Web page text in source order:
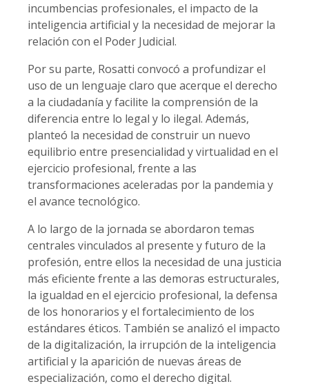
incumbencias profesionales, el impacto de la
inteligencia artificial y la necesidad de mejorar la
relación con el Poder Judicial.
Por su parte, Rosatti convocó a profundizar el
uso de un lenguaje claro que acerque el derecho
a la ciudadanía y facilite la comprensión de la
diferencia entre lo legal y lo ilegal. Además,
planteó la necesidad de construir un nuevo
equilibrio entre presencialidad y virtualidad en el
ejercicio profesional, frente a las
transformaciones aceleradas por la pandemia y
el avance tecnológico.
A lo largo de la jornada se abordaron temas
centrales vinculados al presente y futuro de la
profesión, entre ellos la necesidad de una justicia
más eficiente frente a las demoras estructurales,
la igualdad en el ejercicio profesional, la defensa
de los honorarios y el fortalecimiento de los
estándares éticos. También se analizó el impacto
de la digitalización, la irrupción de la inteligencia
artificial y la aparición de nuevas áreas de
especialización, como el derecho digital.